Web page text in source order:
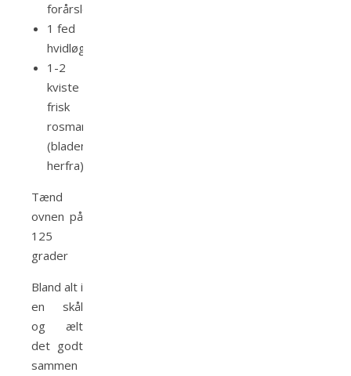
forårsløg
1 fed
hvidløg
1-2
kviste
frisk
rosmarin
(bladene
herfra)
Tænd
ovnen på
125
grader
Bland alt i
en skål
og ælt
det godt
sammen